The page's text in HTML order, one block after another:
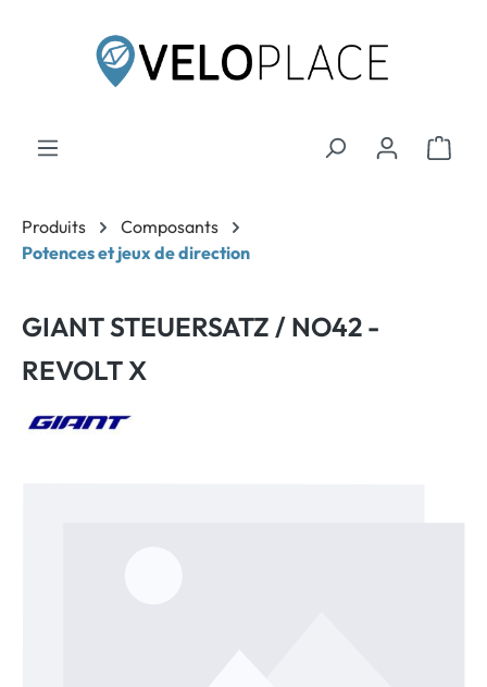
Produits
Composants
Potences et jeux de direction
GIANT STEUERSATZ / NO42 -
REVOLT X